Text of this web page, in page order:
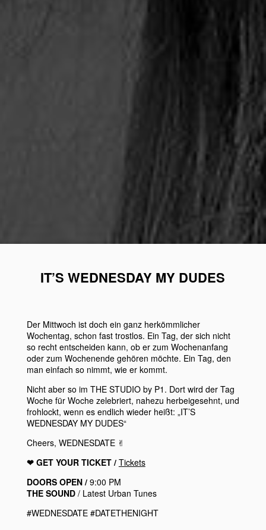
IT’S WEDNESDAY MY DUDES
Der Mittwoch ist doch ein ganz herkömmlicher
Wochentag, schon fast trostlos. Ein Tag, der sich nicht
so recht entscheiden kann, ob er zum Wochenanfang
oder zum Wochenende gehören möchte. Ein Tag, den
man einfach so nimmt, wie er kommt.
Nicht aber so im THE STUDIO by P1. Dort wird der Tag
Woche für Woche zelebriert, nahezu herbeigesehnt, und
frohlockt, wenn es endlich wieder heißt: „IT’S
WEDNESDAY MY DUDES“
Cheers, WEDNESDATE ✌︎
❤︎ GET YOUR TICKET / Tickets
DOORS OPEN /9:00 PM
THE SOUND/ Latest Urban Tunes
#WEDNESDATE #DATETHENIGHT